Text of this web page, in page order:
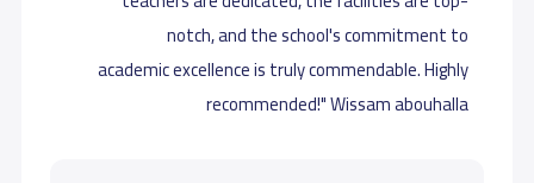
notch, and the school's commitment to
academic excellence is truly commendable. Highly
recommended!" Wissam abouhalla